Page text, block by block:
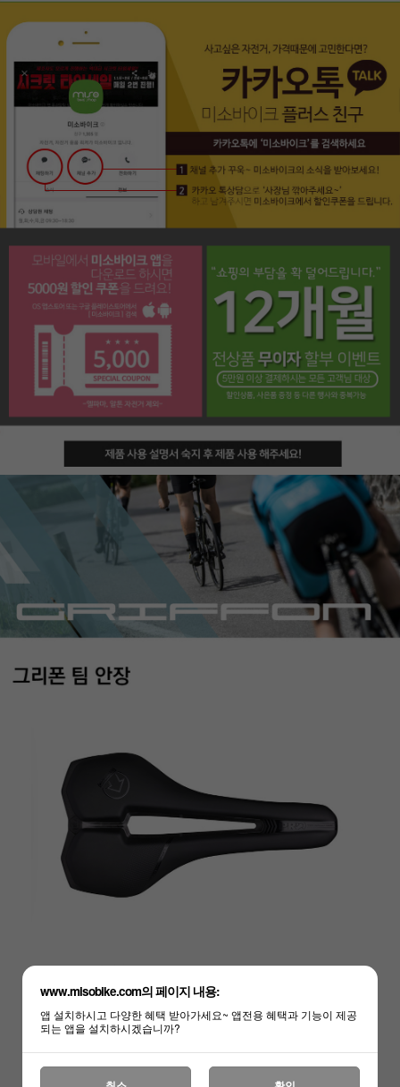
페이코 라이프
www.misobike.com의 페이지 내용:
앱 설치하시고 다양한 혜택 받아가세요~ 앱전용 혜택과 기능이 제공
되는 앱을 설치하시겠습니까?